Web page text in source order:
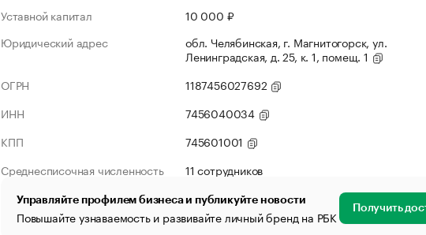
Уставной капитал
10 000 ₽
Юридический адрес
обл. Челябинская, г. Магнитогорск, ул.
Ленинградская, д. 25, к. 1, помещ. 1
ОГРН
1187456027692
ИНН
7456040034
КПП
745601001
Среднесписочная численность
11 сотрудников
Управляйте профилем бизнеса и публикуйте новости
Повышайте узнаваемость и развивайте личный бренд на РБК Получить